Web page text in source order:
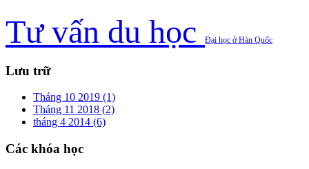
Tư vấn du học Đại học ở Hàn Quốc
Lưu trữ
Tháng 10 2019 (1)
Tháng 11 2018 (2)
tháng 4 2014 (6)
Các khóa học